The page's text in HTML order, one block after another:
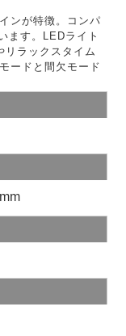
ンが特徴。コンパ
ます。LEDライト
リラックスタイム
ードと間欠モード